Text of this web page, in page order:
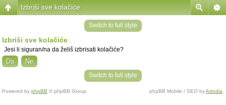
Izbriši sve kolačiće
Switch to full style
Izbriši sve kolačiće
Jesi li siguran/na da želiš izbrisati kolačiće?
Switch to full style
Powered by phpBB © phpBB Group. phpBB Mobile / SEO byArtodia